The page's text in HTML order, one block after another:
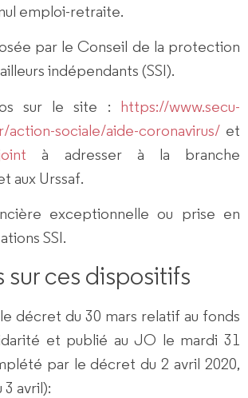
emploi-retraite.
par le Conseil de la protection
indépendants (SSI).
sur le site : https://www.secu-
action-sociale/aide-coronavirus/ et
à adresser à la branche
aux Urssaf.
exceptionnelle ou prise en
SSI.
sur ces dispositifs
décret du 30 mars relatif au fonds
et publié au JO le mardi 31
par le décret du 2 avril 2020,
avril):